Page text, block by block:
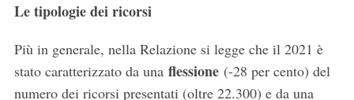
Le tipologie dei ricorsi
Più in generale, nella Relazione si legge che il 2021 è
stato caratterizzato da una flessione(-28 per cento) del
numero dei ricorsi presentati (oltre 22.300) e da una